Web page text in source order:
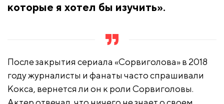
которые я хотел бы изучить».
После закрытия сериала «Сорвиголова» в 2018
году журналисты и фанаты часто спрашивали
Кокса, вернется ли он к роли Сорвиголовы.